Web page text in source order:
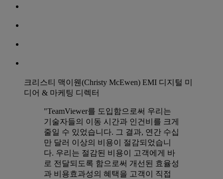
크리스티 맥이웬(Christy McEwen) EMI 디지털 미
디어 & 마케팅 디렉터
"TeamViewer를 도입함으로써 우리는
기술자들의 이동 시간과 인건비를 크게
줄일 수 있었습니다. 그 결과, 연간 수십
만 달러 이상의 비용이 절감되었습니
다. 우리는 절감된 비용이 고객에게 바
로 전달되도록 함으로써 개선된 효율성
과 비용효과성의 혜택을 고객이 직접